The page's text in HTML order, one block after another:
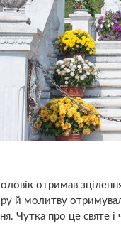
отримав
й молитву
Чутка про це святе